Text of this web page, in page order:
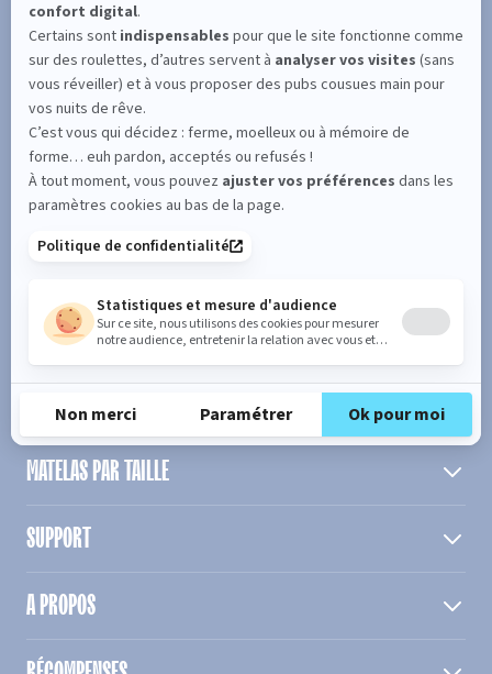
SUIVEZ L'ACTUALITÉ DE MERINOS !
Entrez votre adresse email
S'inscrire
En cochant cette case, vous confirmez avoir plus de 16 ans et
acceptez de recevoir notre Newsletter incluant des informations
concernant les offres, services, produits ou évènements de Bultex
conformément à
notre politique de protection des données personnelles.
PRODUIT
MATELAS PAR TAILLE
SUPPORT
A PROPOS